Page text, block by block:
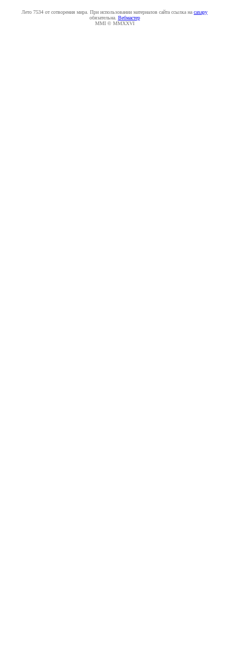
Лето 7534 от сотворения мира. При использовании материалов сайта ссылка на caxapу
обязательна. Вебмастер
MMI © MMXXVI